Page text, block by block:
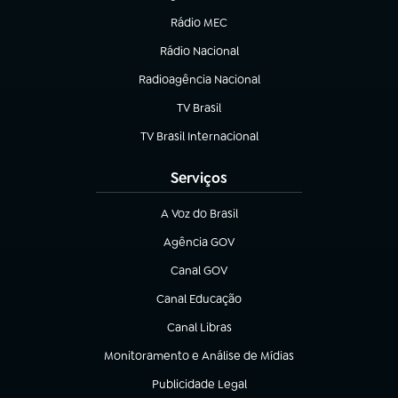
Rádio MEC
Rádio Nacional
(abre em nova aba)
Radioagência Nacional
(abre em nova aba)
TV Brasil
(abre em nova aba)
TV Brasil Internacional
(abre em nova aba)
Serviços
A Voz do Brasil
(abre em nova aba)
Agência GOV
(abre em nova aba)
Canal GOV
(abre em nova aba)
Canal Educação
(abre em nova aba)
Canal Libras
(abre em nova aba)
Monitoramento e Análise de Mídias
(abre em nova aba)
Publicidade Legal
(abre em nova aba)